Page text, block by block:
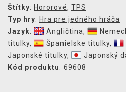
Štítky: Hororové, TPS
Typ hry: Hra pre jedného hráča
Jazyk: Angličtina,
titulky, Španielske titulky,
Japonské titulky,
Japonský
Kód produktu: 69608